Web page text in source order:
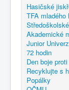
Hasičské
TFA mladého
Akademické
Junior
72 hodin
Den boje
Recyklujte s
Popálky